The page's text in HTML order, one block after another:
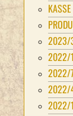
KASSE
2023/
2022/
2022/
2022/
2022/